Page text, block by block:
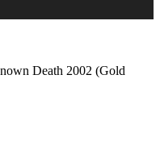
Death 2002 (Gold